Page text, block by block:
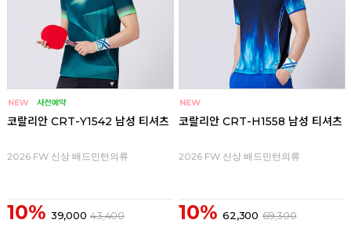
코랄리안 CRT-Y1542 남성 티셔츠
2026 FW 신상 배드민턴의류
10% 39,000 43,400
코랄리안 CRT-H1558 남성 티셔츠
2026 FW 신상 배드민턴의류
10% 62,300 69,300